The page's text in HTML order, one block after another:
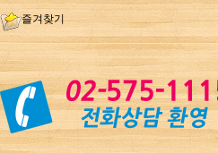
즐겨찾기